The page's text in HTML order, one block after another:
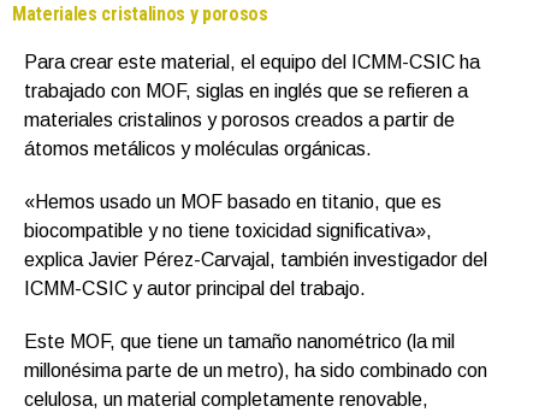
Materiales cristalinos y porosos
Para crear este material, el equipo del ICMM-CSIC ha
trabajado con MOF, siglas en inglés que se refieren a
materiales cristalinos y porosos creados a partir de
átomos metálicos y moléculas orgánicas.
«Hemos usado un MOF basado en titanio, que es
biocompatible y no tiene toxicidad significativa»,
explica Javier Pérez-Carvajal, también investigador del
ICMM-CSIC y autor principal del trabajo.
Este MOF, que tiene un tamaño nanométrico (la mil
millonésima parte de un metro), ha sido combinado con
celulosa, un material completamente renovable,